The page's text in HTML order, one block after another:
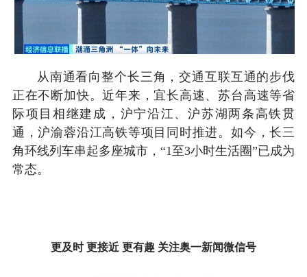
从南通看向整个长三角，交通互联互通的步伐
正在不断加快。近年来，宜长高速、苏台高速等省
际项目相继建成，沪宁沿江、沪苏湖两条高铁贯
通，沪渝蓉沿江高铁等项目同时推进。如今，长三
角环线列车串起多座城市，“1至3小时生活圈”已成为
常态。
更及时 更接近 更有趣 关注奥一新闻微信号